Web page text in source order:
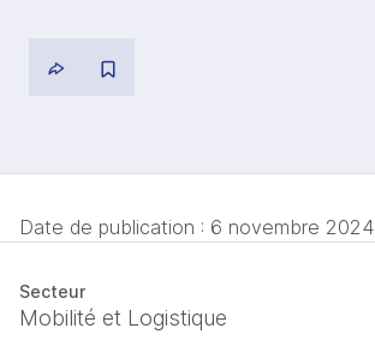
Date de publication : 6 novembre 2024
Secteur
Mobilité et Logistique